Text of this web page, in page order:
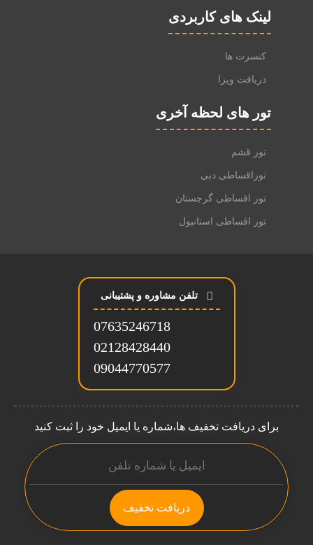
لینک های کاربردی
کنسرت ها
دریافت ویزا
تور های لحظه آخری
تور قشم
توراقساطی دبی
تور اقساطی گرجستان
تور اقساطی استانبول
تلفن مشاوره و پشتیبانی
07635246718
02128428440
09044770577
برای دریافت تخفیف ها،شماره یا ایمیل خود را ثبت کنید
دریافت تخفیف